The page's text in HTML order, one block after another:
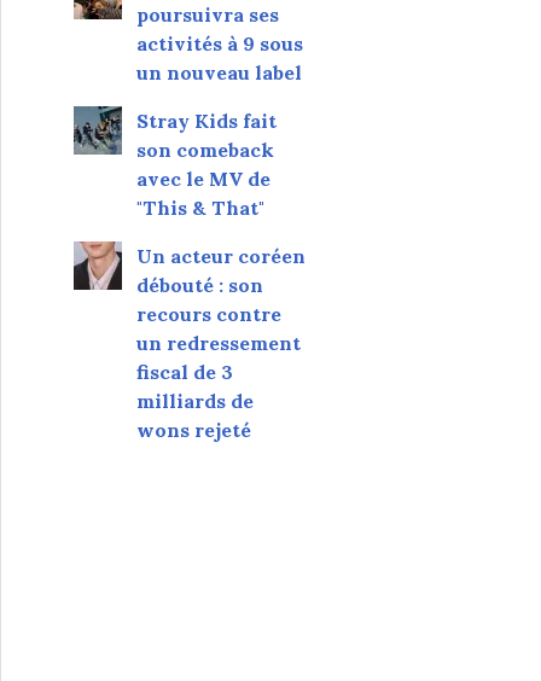
poursuivra ses
activités à 9 sous
un nouveau label
Stray Kids fait
son comeback
avec le MV de
"This & That"
Un acteur coréen
débouté : son
recours contre
un redressement
fiscal de 3
milliards de
wons rejeté